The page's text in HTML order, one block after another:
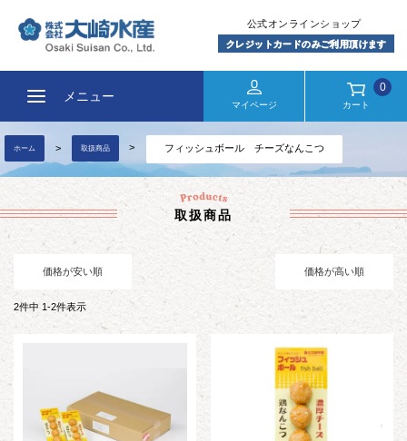
メニュー
マイページ カート
0
ホーム 取扱商品 フィッシュボール チーズなんこつ
取扱商品
価格が安い順 価格が高い順
2件中 1 -2件表示